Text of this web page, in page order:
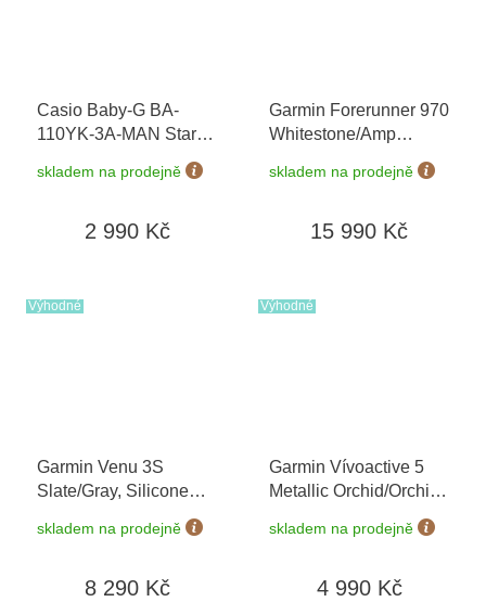
Casio Baby-G BA-
110YK-3A-MAN Star
Wars Special Edition
možnost výměny do 90
skladem na prodejně
2 990 Kč
Garmin Forerunner 970
Whitestone/Amp
Yellow 010-02969-11
možnost výměny do 90
skladem na prodejně
15 990 Kč
Výhodné
Garmin Venu 3S
Slate/Gray, Silicone
skladem na prodejně
8 290 Kč
Výhodné
Garmin Vívoactive 5
Metallic Orchid/Orchid
skladem na prodejně
4 990 Kč